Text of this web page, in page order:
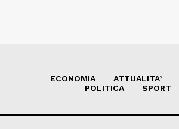
ECONOMIA ATTUALITA’
POLITICA
SPORT